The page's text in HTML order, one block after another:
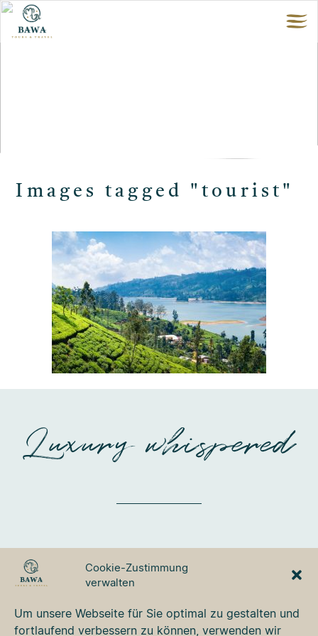
Cookie-Zustimmung
verwalten
Um unsere Webseite für Sie optimal zu gestalten und
fortlaufend verbessern zu können, verwenden wir
Images tagged "tourist"
Luxury whispered
GmbH
Tel. +49 8331 76 42 49
bawa@bawa.de